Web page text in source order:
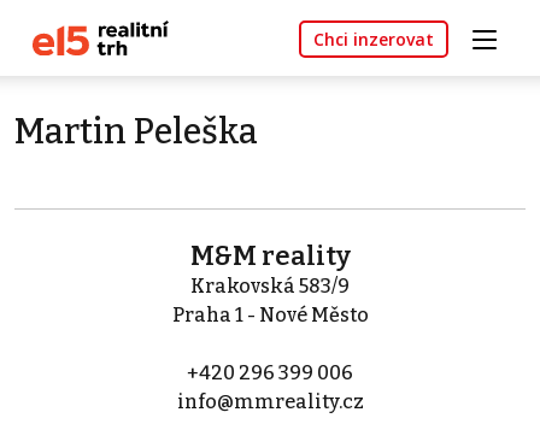
Chci inzerovat
Martin Peleška
M&M reality
Krakovská 583/9
Praha 1 - Nové Město
+420 296 399 006
info@mmreality.cz